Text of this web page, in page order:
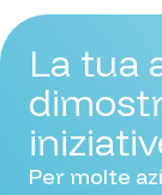
La tua
Per molte